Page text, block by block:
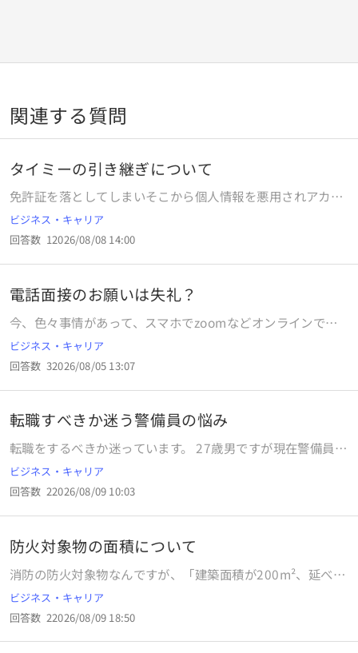
関連する質問
タイミーの引き継ぎについて
免許証を落としてしまいそこから個人情報を悪用されアカウ
ントを作られてしまいタイミー側に事情を説明し再利用でき
るようになったのですが何故か今までの自分の勤務歴でなく
悪用した側の人間のが引き継がれました。 自分は50回程勤
務しキャンセル率も3%で引き継がれたのは1度勤務し１度キ
た。 泣き寝入りするしかないでしょうか？ 労基とかに報告
しても無駄ですよね？
ビジネス・キャリア
回答数 12026/08/08 14:00
電話面接のお願いは失礼？
今、色々事情があって、スマホでzoomなどオンラインでや
り取りができません。 遠方に転職希望なのでオンライン面接
は必須になってくるかと思いますが、一次面接は電話にして
もらえないか聞くのは失礼でしょうか？ 毎回対面だと交通費
がかなりかかるので電話面接にしてもらえる印象悪くならな
ビジネス・キャリア
回答数 32026/08/05 13:07
転職すべきか迷う警備員の悩み
転職をするべきか迷っています。 27歳男ですが現在警備員を
しています。 まだ前職を退職してから警備員を始めて一年程
くらいしか経っていませんが、今の警備会社で働いている先
輩方の仕事に対しての姿勢や熱意、プロ意識等がなく一緒に
働いていて嫌になってます。 僕自身の考えなのですが、工事
我をさせないために規制を張る必要があると思います。 本来
はカラーコーンとバーで規制をする所を他の先輩方はカラー
コーンだけにしています。 理由を聞いたら、警備員立ってる
しいらないでしょ？とか見れば分かるでしょ？と言われまし
た。 頭が固く臨機応変に対応出来ない僕が悪いと思います
ビジネス・キャリア
回答数 22026/08/09 10:03
防火対象物の面積について
消防の防火対象物なんですが、「建築面積が200m²、延べ面
積が2,000m²で階数が11のもの」と設定している防火対象物
がありました。しかし、建築面積が200m²で階数が11なら、
延べ面積は、2200㎡になると思うのですが、どうでしょう
か？
ビジネス・キャリア
回答数 22026/08/09 18:50